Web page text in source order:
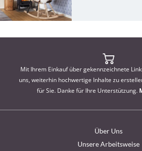
Mit Ihrem Einkauf über gekennzeichnete
uns, weiterhin hochwertige Inhalte zu
für Sie. Danke für Ihre Unterstützung.
Über Uns
Unsere Arbeitsweise